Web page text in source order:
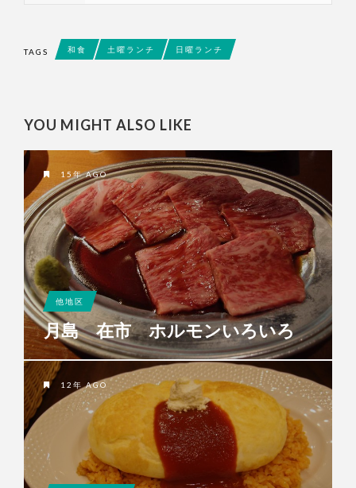
TAGS 和食 土曜ランチ 日曜ランチ
YOU MIGHT ALSO LIKE
15年 AGO
他地区
月島 在市 ホルモンいろいろ
12年 AGO